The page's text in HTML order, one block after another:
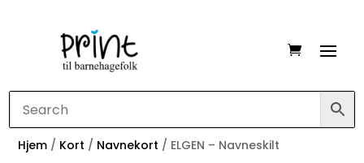
Hjem / Kort / Navnekort / ELGEN – Navneskilt